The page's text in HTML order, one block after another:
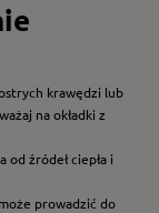
krawędzi lub
na okładki z
źródeł ciepła i
prowadzić do